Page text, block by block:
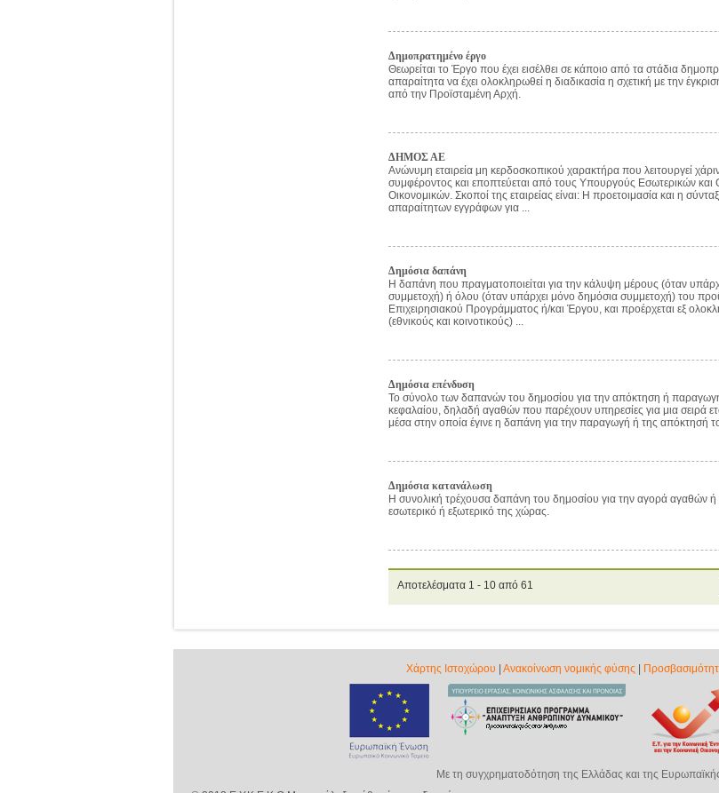
Δημοπρατημένο έργο
Θεωρείται το Έργο που έχει εισέλθει σε κάποιο από τα στάδια
απαραίτητα να έχει ολοκληρωθεί η διαδικασία η σχετική με την
από την Προϊσταμένη Αρχή.
ΔΗΜΟΣ ΑΕ
Ανώνυμη εταιρεία μη κερδοσκοπικού χαρακτήρα που λειτουργεί
συμφέροντος και εποπτεύεται από τους Υπουργούς Εσωτερικών και
Οικονομικών. Σκοποί της εταιρείας είναι: Η προετοιμασία και η
απαραίτητων εγγράφων για ...
Δημόσια δαπάνη
Η δαπάνη που πραγματοποιείται για την κάλυψη μέρους (όταν
συμμετοχή) ή όλου (όταν υπάρχει μόνο δημόσια συμμετοχή) του
Επιχειρησιακού Προγράμματος ή/και Έργου, και προέρχεται εξ
(εθνικούς και κοινοτικούς) ...
Δημόσια επένδυση
Το σύνολο των δαπανών του δημοσίου για την απόκτηση ή
κεφαλαίου, δηλαδή αγαθών που παρέχουν υπηρεσίες για μια σειρά
μέσα στην οποία έγινε η δαπάνη για την παραγωγή ή της απόκτησή
Δημόσια κατανάλωση
Η συνολική τρέχουσα δαπάνη του δημοσίου για την αγορά αγαθών
εσωτερικό ή εξωτερικό της χώρας.
Αποτελέσματα 1 - 10 από 61
Χάρτης Ιστοχώρου Ανακοίνωση νομικής φύσης
Με τη συγχρηματοδότηση της Ελλάδας και της